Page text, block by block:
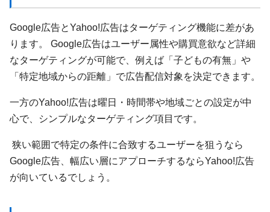
Google広告とYahoo!広告はターゲティング機能に差があ
ります。 Google広告はユーザー属性や購買意欲など詳細
なターゲティングが可能で、例えば「子どもの有無」や
「特定地域からの距離」で広告配信対象を決定できます。
一方のYahoo!広告は曜日・時間帯や地域ごとの設定が中
心で、シンプルなターゲティング項目です。
狭い範囲で特定の条件に合致するユーザーを狙うなら
Google広告、幅広い層にアプローチするならYahoo!広告
が向いているでしょう。